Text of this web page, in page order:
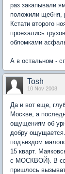
раз закапывали
положили щебня,
Кстати второго
проехались
обломками
А в остальном -
Tosh
10 Nov 2008
Да и вот еще,
Москве, а
ощущениям об
добру
подъездом
15 кварт.
с МОСКВОЙ). В
пришлось